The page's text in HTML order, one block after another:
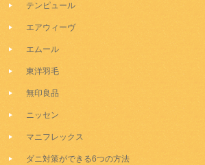
テンピュール
エアウィーヴ
エムール
東洋羽毛
無印良品
ニッセン
マニフレックス
ダニ対策ができる6つの方法